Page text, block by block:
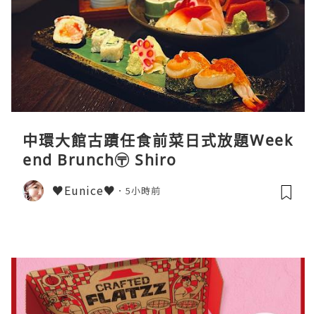
中環大館古蹟任食前菜日式放題Week
end Brunch〶 Shiro
♥Eunice♥ 5小時前